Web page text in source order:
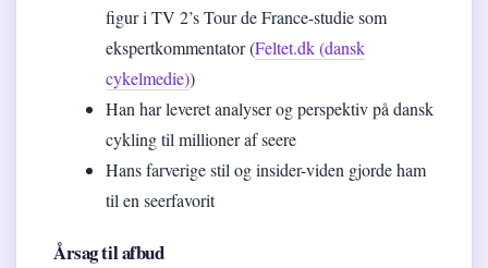
figur i TV 2’s Tour de France-studie som
ekspertkommentator (Feltet.dk (dansk
cykelmedie))
Han har leveret analyser og perspektiv på dansk
cykling til millioner af seere
Hans farverige stil og insider-viden gjorde ham
til en seerfavorit
Årsag til afbud